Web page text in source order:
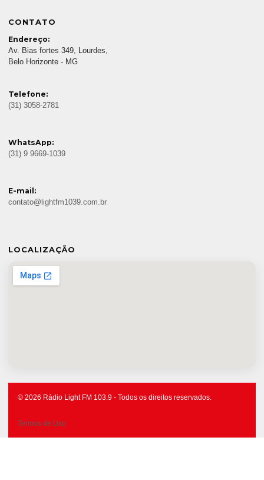
CONTATO
Endereço:
Av. Bias fortes 349, Lourdes,
Belo Horizonte - MG
Telefone:
(31) 3058-2781
WhatsApp:
(31) 9 9669-1039
E-mail:
contato@lightfm1039.com.br
LOCALIZAÇÃO
© 2026 Rádio Light FM 103.9 - Todos os direitos reservados.
Termos de Uso